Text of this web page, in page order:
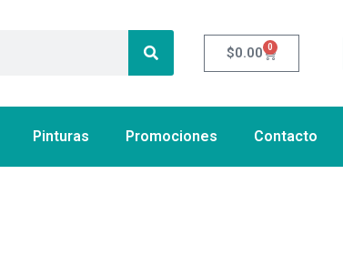
$0.00 0
Cart
Pinturas Promociones Contacto